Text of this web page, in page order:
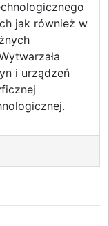
jak również w
i urządzeń